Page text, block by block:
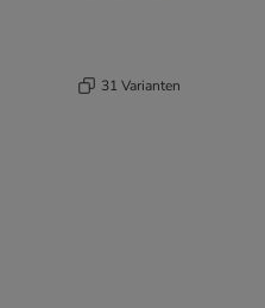
31 Varianten